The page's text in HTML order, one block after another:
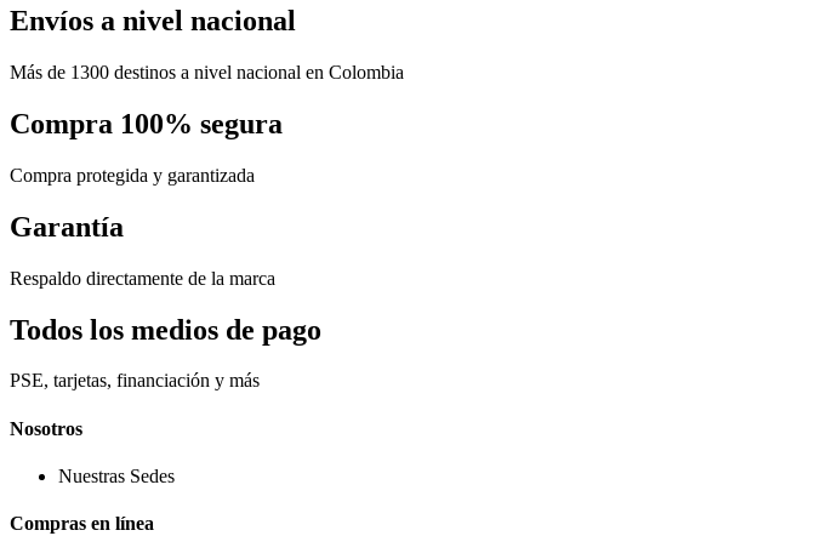
Envíos a nivel nacional
Más de 1300 destinos a nivel nacional en Colombia
Compra 100% segura
Compra protegida y garantizada
Garantía
Respaldo directamente de la marca
Todos los medios de pago
PSE, tarjetas, financiación y más
Nosotros
Nuestras Sedes
Compras en línea